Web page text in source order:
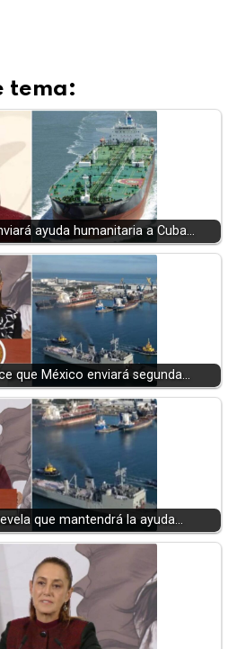
tema:
ayuda humanitaria a Cuba…
que México enviará segunda…
que mantendrá la ayuda…